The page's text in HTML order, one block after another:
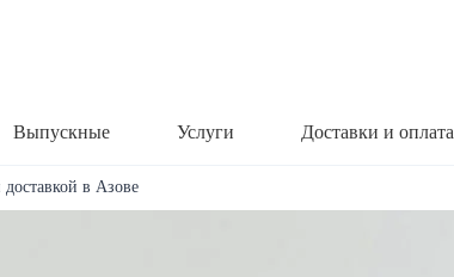
Выпускные Услуги Доставки и оплата
в Азове